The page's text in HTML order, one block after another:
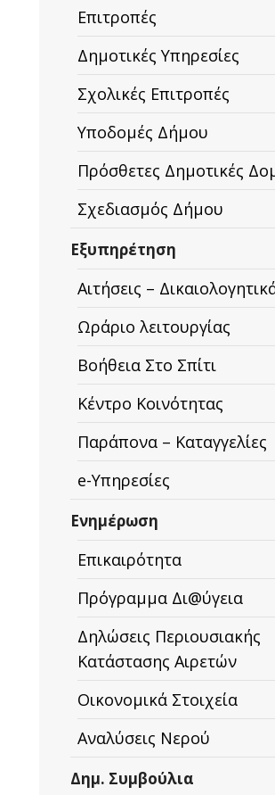
Επιτροπές
Δημοτικές Υπηρεσίες
Σχολικές Επιτροπές
Υποδομές Δήμου
Πρόσθετες Δημοτικές
Σχεδιασμός Δήμου
Εξυπηρέτηση
Αιτήσεις –
Ωράριο λειτουργίας
Βοήθεια Στο Σπίτι
Κέντρο Κοινότητας
Παράπονα – Καταγγελίες
e-Υπηρεσίες
Ενημέρωση
Επικαιρότητα
Πρόγραμμα Δι@ύγεια
Δηλώσεις Περιουσιακής
Κατάστασης Αιρετών
Οικονομικά Στοιχεία
Αναλύσεις Νερού
Δημ. Συμβούλια